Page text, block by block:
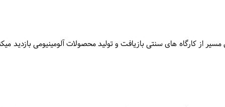
از کارگاه های سنتی بازیافت و تولید محصولات آلومینیومی بازدید